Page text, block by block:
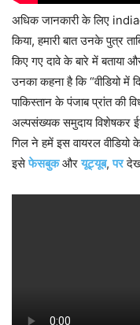
अधिक जानकारी के लिए
किया, हमारी बात उनके पुत्र
किए गए दावे के बारे में बताया
उनका कहना है कि “वीडियो में
पाकिस्तान के पंजाब प्रांत की
अल्पसंख्यक समुदाय विशेषकर
गिल ने हमें इस वायरल
इसेफेसबुकऔरयूट्यूब,पर